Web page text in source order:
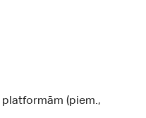
platformām (piem.,